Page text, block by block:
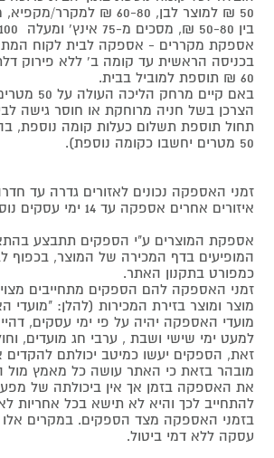
בין 50-80 ₪, מסכים מ-75 אינץ' ומעלה 80-100 ₪.
אספקת מקררים - אספקה לבית לקוח
בכניסה הראשית עד קומה ב' ללא פירוק
60 ₪ תוספת למוביל בבית.
באם קיים
הצרכן בשל חניה מרוחקת או חוסר גישה
תחול תוספת תשלום כעלות קומה נוספת,
50 מטרים יחשבו כקומה נוספת).
זמני האספקה נכונים לאזורים גדרה עד
איזורים אחרים אספקה עד 14 ימי עסקים נוספים
אספקת המוצרים ע"י הספקים תתבצע
המופיעים בדף המכירה של המוצר, בכפוף
כמפורט בתקנון האתר.
זמני האספקה להם הספקים מתחייבים
מוצר ומוצר בזירת המכירות (להלן:
מועדי האספקה יהיה על פי ימי עסקים,
למעט ימי שישי ושבת , ערבי חג מועדים,
זאת, הספקים יעשו כמיטב יכולתם
מובהר בזאת כי האתר עושה כל מאמץ מול
את האספקה בזמן אך אין ביכולתה של
להתחייב לכך והיא לא תישא בכל אחריות
בזמני האספקה מצד הספקים. במקרים אלו
עסקה ללא דמי ביטול.